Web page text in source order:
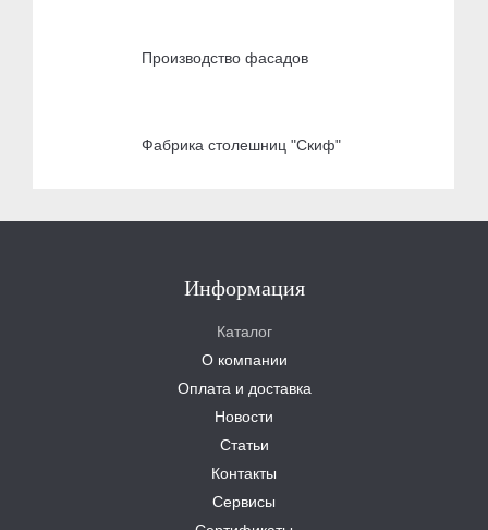
Производство фасадов
Фабрика столешниц "Скиф"
Информация
Каталог
О компании
Оплата и доставка
Новости
Статьи
Контакты
Сервисы